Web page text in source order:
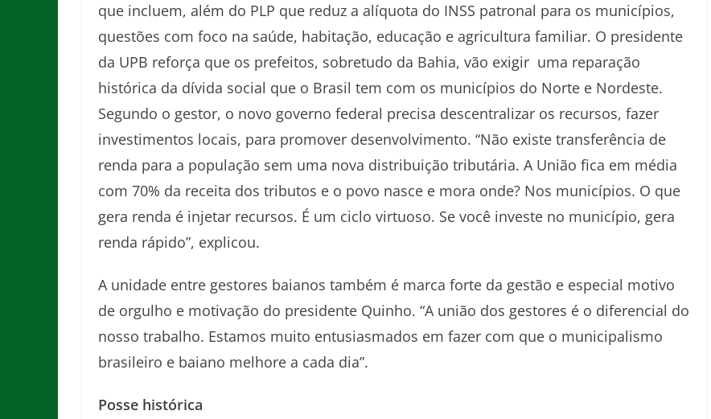
que incluem, além do PLP que reduz a alíquota do INSS patronal para os municípios,
questões com foco na saúde, habitação, educação e agricultura familiar. O presidente
da UPB reforça que os prefeitos, sobretudo da Bahia, vão exigir uma reparação
histórica da dívida social que o Brasil tem com os municípios do Norte e Nordeste.
Segundo o gestor, o novo governo federal precisa descentralizar os recursos, fazer
investimentos locais, para promover desenvolvimento. “Não existe transferência de
renda para a população sem uma nova distribuição tributária. A União fica em média
com 70% da receita dos tributos e o povo nasce e mora onde? Nos municípios. O que
gera renda é injetar recursos. É um ciclo virtuoso. Se você investe no município, gera
renda rápido”, explicou.
A unidade entre gestores baianos também é marca forte da gestão e especial motivo
de orgulho e motivação do presidente Quinho. “A união dos gestores é o diferencial do
nosso trabalho. Estamos muito entusiasmados em fazer com que o municipalismo
brasileiro e baiano melhore a cada dia”.
Posse histórica